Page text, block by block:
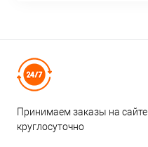
Принимаем заказы на сайте
круглосуточно